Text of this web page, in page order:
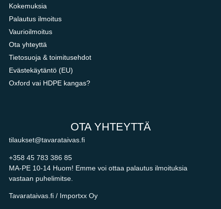
Kokemuksia
Palautus ilmoitus
Vaurioilmoitus
Ota yhteyttä
Tietosuoja & toimitusehdot
Evästekäytäntö (EU)
Oxford vai HDPE kangas?
OTA YHTEYTTÄ
tilaukset@tavarataivas.fi
+358 45 783 386 85
MA-PE 10-14 Huom! Emme voi ottaa palautus ilmoituksia
vastaan puhelimitse.
Tavarataivas.fi / Importxx Oy